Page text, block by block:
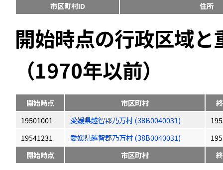
市区町村ID
住所
開始時点の行政区域
（1970年以前）
開始時点 市区町村
19501001
愛媛県越智郡乃万村 (38B0040031)
19541231
愛媛県越智郡乃万村 (38B0040031)
開始時点
市区町村